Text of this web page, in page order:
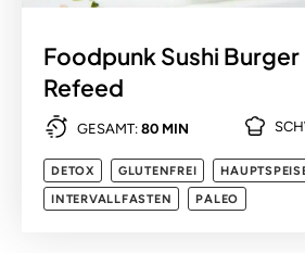
Foodpunk Sushi Burger
Refeed
GESAMT: 80 MIN
DETOX GLUTENFREI
INTERVALLFASTEN
PALEO